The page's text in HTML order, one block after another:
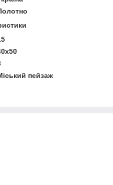
пейзаж